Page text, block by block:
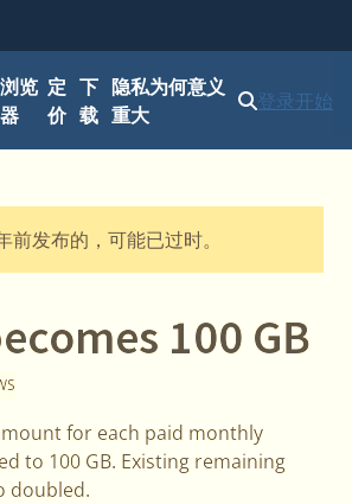
浏览
器
定
价
下
载
隐私为何意义
重大
登录开始
前发布的，可能已过时。
100 GB
for each paid monthly
to 100 GB. Existing remaining
doubled.